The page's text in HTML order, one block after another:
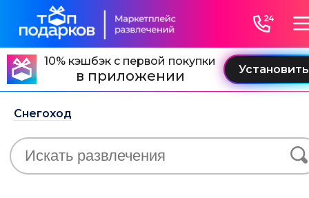
10% кэшбэк с первой покупки
в приложении
Снегоход